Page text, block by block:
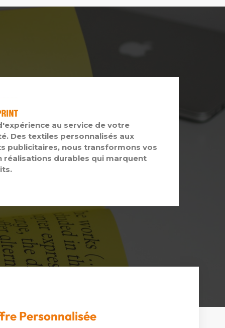
au service de votre
Des textiles personnalisés aux
publicitaires, nous transformons vos
réalisations durables qui marquent
Personnalisée